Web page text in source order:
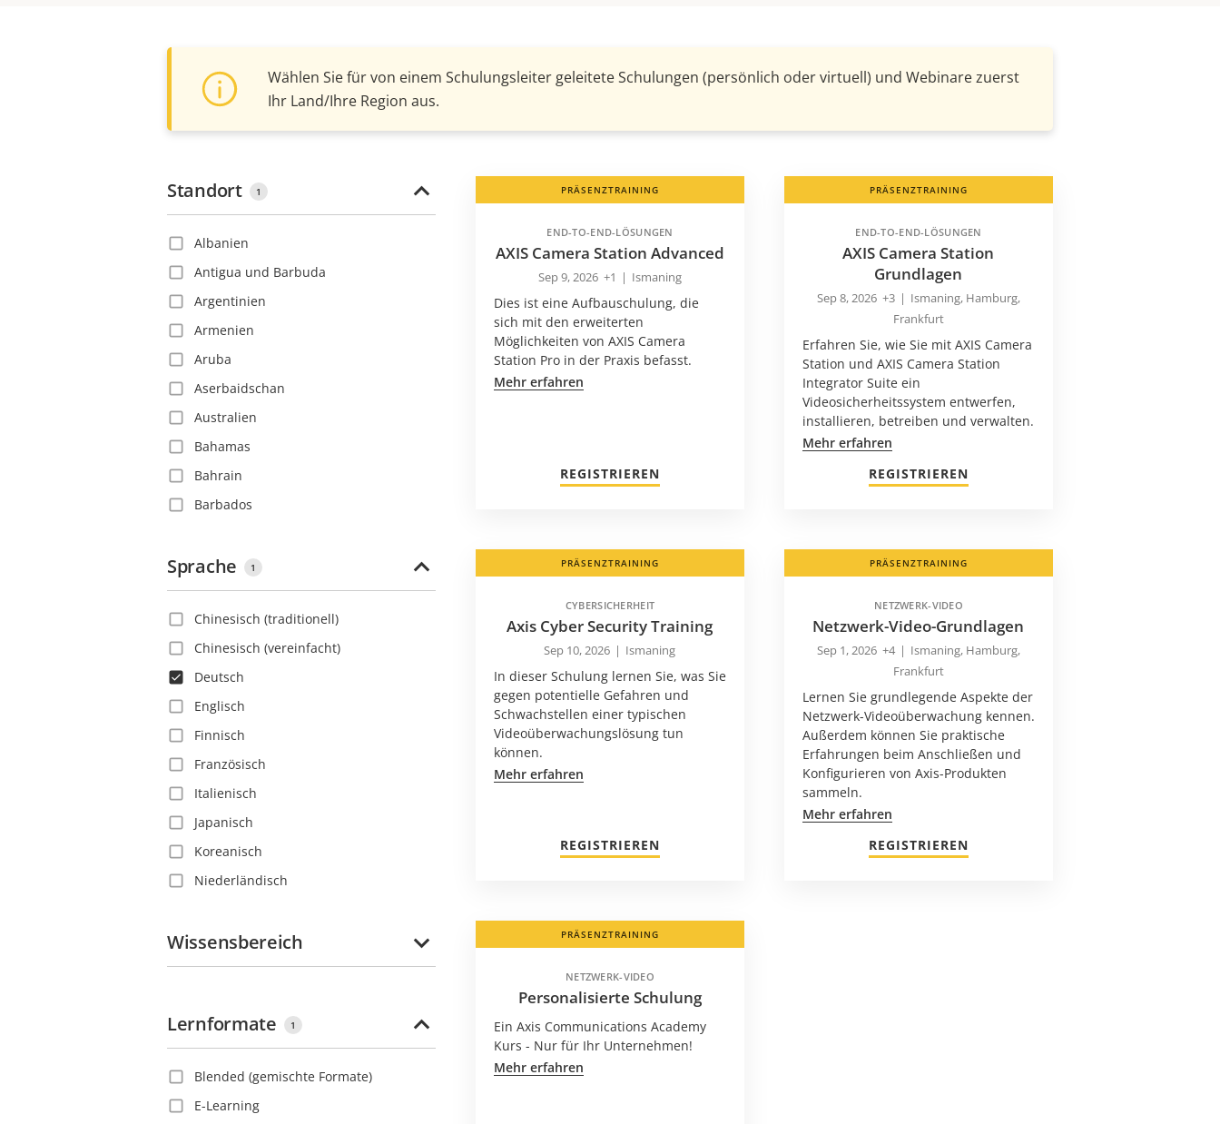
Wählen Sie für von einem Schulungsleiter geleitete Schulungen (persönlich oder virtuell) und Webinare zuerst
Ihr Land/Ihre Region aus.
Standort 1
Albanien
Antigua und Barbuda
Argentinien
Armenien
Aruba
Aserbaidschan
Australien
Bahamas
Bahrain
Barbados
Belize
Bolivien
Bosnien und Herzegowina
Brasilien
Bulgarien
Chile
China
Costa Rica
Deutschland
Dominica
Dominikanische Republik
Dänemark
El Salvador
Estland
Frankreich
Georgien
Ghana
Sprache 1
Chinesisch (traditionell)
Chinesisch (vereinfacht)
Deutsch
Englisch
Finnisch
Französisch
Italienisch
Japanisch
Koreanisch
Niederländisch
Portugiesisch
Rumänisch
Schwedisch
Slowakisch
Spanisch
Thailändisch
Wissensbereich
Lernformate 1
Blended (gemischte Formate)
E-Learning
PRÄSENZTRAINING
END-TO-END-LÖSUNGEN
AXIS Camera Station Advanced
Sep 9, 2026 +1 | Ismaning
Dies ist eine Aufbauschulung, die
sich mit den erweiterten
Möglichkeiten von AXIS Camera
Station Pro in der Praxis befasst.
Mehr erfahren
REGISTRIEREN
PRÄSENZTRAINING
END-TO-END-LÖSUNGEN
AXIS Camera Station
Grundlagen
Sep 8, 2026 +3 | Ismaning, Hamburg,
Frankfurt
Erfahren Sie, wie Sie mit AXIS Camera
Station und AXIS Camera Station
Integrator Suite ein
Videosicherheitssystem entwerfen,
installieren, betreiben und verwalten.
Mehr erfahren
REGISTRIEREN
PRÄSENZTRAINING
CYBERSICHERHEIT
Axis Cyber Security Training
Sep 10, 2026 | Ismaning
In dieser Schulung lernen Sie, was Sie
gegen potentielle Gefahren und
Schwachstellen einer typischen
Videoüberwachungslösung tun
können.
Mehr erfahren
REGISTRIEREN
PRÄSENZTRAINING
NETZWERK-VIDEO
Netzwerk-Video-Grundlagen
Sep 1, 2026 +4 | Ismaning, Hamburg,
Frankfurt
Lernen Sie grundlegende Aspekte der
Netzwerk-Videoüberwachung kennen.
Außerdem können Sie praktische
Erfahrungen beim Anschließen und
Konfigurieren von Axis-Produkten
sammeln.
Mehr erfahren
REGISTRIEREN
PRÄSENZTRAINING
NETZWERK-VIDEO
Personalisierte Schulung
Ein Axis Communications Academy
Kurs - Nur für Ihr Unternehmen!
Mehr erfahren